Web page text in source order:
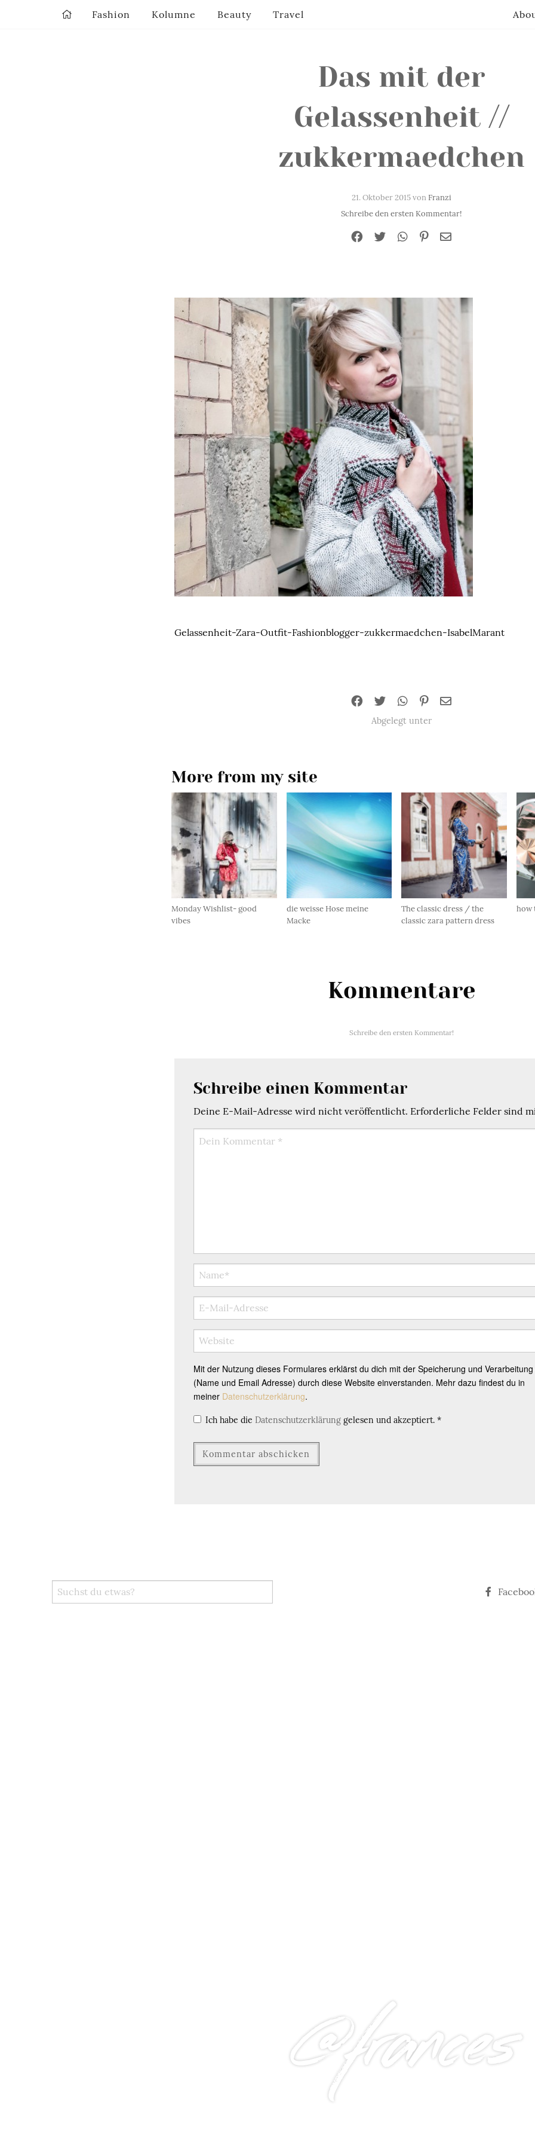
Das mit der
Gelassenheit //
zukkermaedchen
21. Oktober 2015 vonFranzi
Schreibe den ersten Kommentar!
Gelassenheit-Zara-Outfit-Fashionblogger-zukkermaedchen-IsabelMarant
Abgelegt unter
More from my site
Monday Wishlist- good
vibes
die weisse Hose meine
Macke
The classic dress / the
classic zara pattern dress
how
Kommentare
Schreibe den ersten Kommentar!
Schreibe einen Kommentar
Deine E-Mail-Adresse wird nicht veröffentlicht. Erforderliche Felder sind
Mit der Nutzung dieses Formulares erklärst du dich mit der Speicherung und
(Name und Email Adresse) durch diese Website einverstanden. Mehr dazu findest du in
meiner Datenschutzerklärung.
Ich habe die Datenschutzerklärung gelesen und akzeptiert. *
@frances
Fashion Kolumne Beauty Travel